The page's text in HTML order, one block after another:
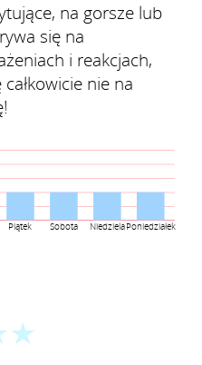
Piątek Sobota NiedzielaPoniedziałek
na gorsze lub
się na
i reakcjach,
nie na